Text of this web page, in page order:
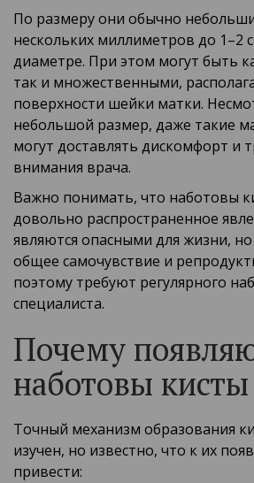
По размеру они обычно
нескольких миллиметров до 1–2
диаметре. При этом могут быть
так и множественными,
поверхности шейки матки.
небольшой размер, даже такие
могут доставлять дискомфорт и
внимания врача.
Важно понимать, что наботовы
довольно распространенное
являются опасными для жизни,
общее самочувствие и
поэтому требуют регулярного
специалиста.
Почему
наботовы кисты
Точный механизм образования
изучен, но известно, что к их
привести: